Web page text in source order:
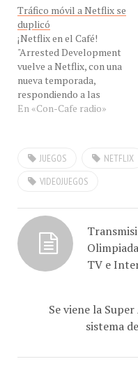
a través de Internet a su
PC, Mac, consola de
juegos, tabletas,
smartphones y otros
muchos dispositivos. ¡Para
este Día…
duplicó
¡Netflix en el Café!
"Arrested Development
vuelve a Netflix, con una
nueva temporada,
respondiendo a las
exigencias de los
suscriptores del servicio"
Nava, Comunity Manager
de Netflix desde Los
Angeles, Estados Unidos
útlimas producciones de…
En «Con-Cafe radio»
VIDEOJUEGOS
TV e
sistema